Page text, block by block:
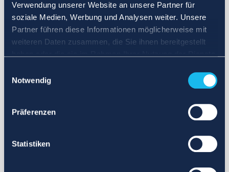
Verwendung unserer Website an unsere Partner für
soziale Medien, Werbung und Analysen weiter. Unsere
Partner führen diese Informationen möglicherweise mit
weiteren Daten zusammen, die Sie ihnen bereitgestellt
Notwendig
Präferenzen
Statistiken